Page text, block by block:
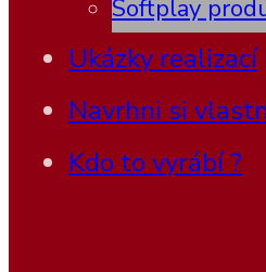
Softplay
Ukázky realizací
Navrhni si
Kdo to vyrábí ?